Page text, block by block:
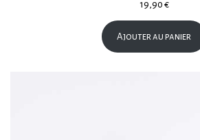
19,90 €
Ajouter au panier